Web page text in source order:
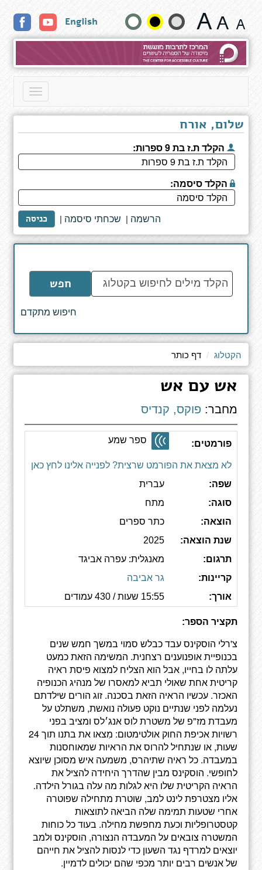
עם
אש
שנה
גודל
טקסט
English
Toggle
שלום, אורח
הקלד ת.ז בת 9 ספרות:
הקלד סיסמה:
כניסה | שכחתי סיסמה | הרשמה
הקלד
מילים
לחיפוש
חפש
חיפוש מתקדם
הקטלוג דף כותר
אש עם אש
מחבר: פוקס, קנדיס
פורמטים: ספר שמע
לא מצאת את הפורמט שרצית? לפנייה אלינו לחץ כאן
שפה:
עברית
סוגה:
מתח
הוצאה:
כתר ספרים
שנת הוצאה:
2025
תרגום:
מאנגלית: עפרה אביגד
קריינות:
גר אביבה
אורך:
15:55 שעות / 430 עמודים
תקציר הספר:
צ'רלי הוסקינס עבד כבלש סמוי במשך חמש שנים
בכנופיית אופנוענים רצחנית. המשימה הזאת כמעט
עלתה לו בחייו, אבל הוא הצליח למצוא פיסת ראיה
קריטית אחת שאולי תביא למאסרו של מנהיג הכנופיה
האכזר. עכשיו הראיה הזאת בסכנה. זוג הורים שילדתם
נעלמה לפני שנתיים נוקט פעולה נואשת, משתלט על
מעבדת מז"פ של משטרת לוס אנג׳לס ומציב בפני
רשויות אכיפת החוק אולטימטום: מִצאו את בתנו תוך 24
שעות, או שנתחיל להרוס את הראיות שמאוחסנות
במעבדה. כל ראיה שתיהרס, משמעה איש מסוכן שיוצא
לחופשי. הוסקינס מבין שהדרך היחידה להציל את
הראיה הקריטית שלו היא לגלות מה עלה בגורל הילדה.
אליו מצטרפת לינט למב, שוטרת מתחילה שפוטרה
אחרי שטעות תמימה שלה הביאה לתוצאות
קטסטרופליות וכעת מחפשת מחילה. בעוד כל כוחות
המשטרה צובאים על המעבדה הנצורה, הוסקינס ולמב
יוצאים למרדף נגד השעון כדי לנסות להציל את חייהם
של אנשים רבים יותר מכפי שהם יכולים לדמיין.